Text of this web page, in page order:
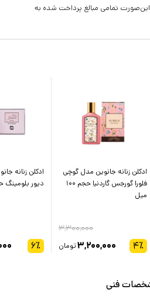
تمامی مبالغ پرداخت شده به
ادکلن زنانه جانوین مدل گوچی
فلورا گورجس گاردنیا حجم ۱۰۰
میل
۴٪
۳,۳۰۰,۰۰۰
۳,۲۰۰,۰۰۰تومان
ادکلن زنانه
دیور بلومینگ حجم
۶٪
فنی